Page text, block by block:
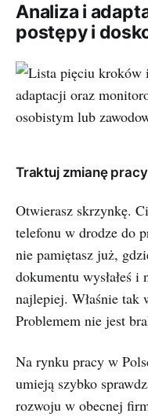
Analiza i
postępy i
Traktuj zmianę
Otwierasz skrzynkę.
telefonu w drodze do
nie pamiętasz już,
dokumentu wysłałeś
najlepiej. Właśnie tak
Problemem nie jest
Na rynku pracy w
umieją szybko
rozwoju w obecnej